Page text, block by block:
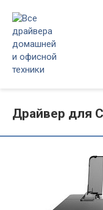
контенту
Драйвер для